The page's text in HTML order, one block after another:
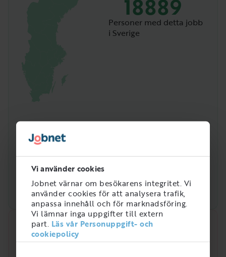
Vi använder cookies
Jobnet värnar om besökarens integritet. Vi
använder cookies för att analysera trafik,
anpassa innehåll och för marknadsföring.
Vi lämnar inga uppgifter till extern
part. Läs vår Personuppgift- och
cookiepolicy
18889
Personer med detta jobb
i Sverige
Snabbanalys